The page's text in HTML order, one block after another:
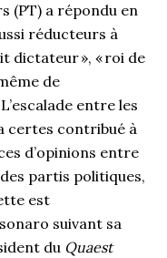
(PT) a répondu en
réducteurs à
dictateur », « roi de
de
entre les
certes contribué à
d’opinions entre
partis politiques,
est
suivant sa
du Quaest